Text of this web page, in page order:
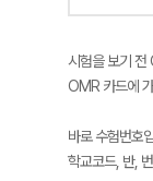
시험을 보기 전
OMR 카드에
바로 수험번호
학교코드, 반,